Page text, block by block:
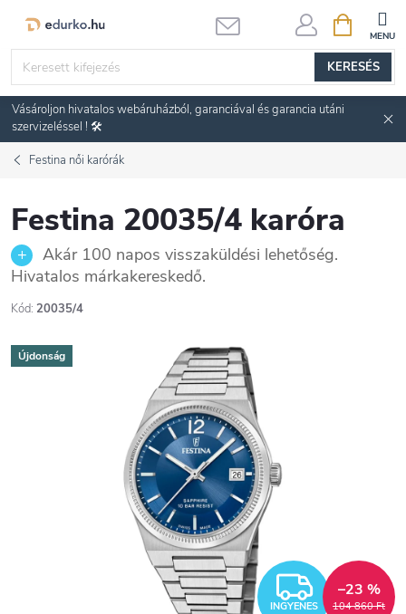
KERESÉS
KOSÁR
Vásároljon hivatalos webáruházból, garanciával és garancia utáni
szervizeléssel ! 🛠️
Festina női karórák
Festina 20035/4 karóra
Akár 100 napos visszaküldési lehetőség.
Hivatalos márkakereskedő.
Kód: 20035/4
Újdonság
INGYENES 104 860 Ft
–23 %